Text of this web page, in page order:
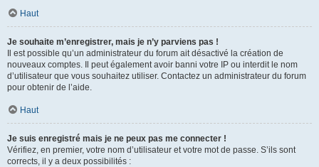
Haut
Je souhaite m’enregistrer, mais je n’y parviens pas !
Il est possible qu’un administrateur du forum ait désactivé la création de
nouveaux comptes. Il peut également avoir banni votre IP ou interdit le nom
d’utilisateur que vous souhaitez utiliser. Contactez un administrateur du forum
pour obtenir de l’aide.
Haut
Je suis enregistré mais je ne peux pas me connecter !
Vérifiez, en premier, votre nom d’utilisateur et votre mot de passe. S’ils sont
corrects, il y a deux possibilités :